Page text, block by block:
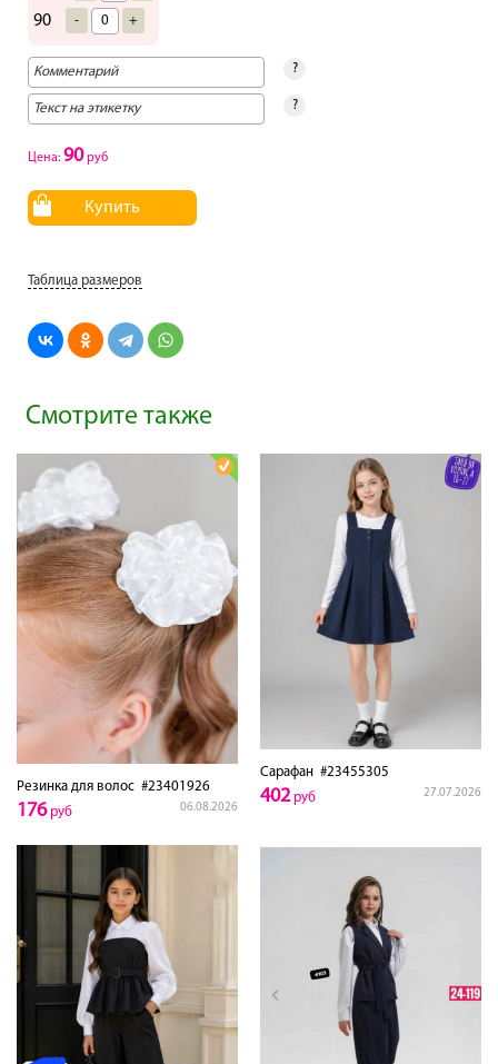
90 - +
?
?
Цена: 90руб
Купить
Таблица размеров
Смотрите также
Резинка для волос #23401926
06.08.2026
176руб
Сарафан #23455305
27.07.2026
402руб